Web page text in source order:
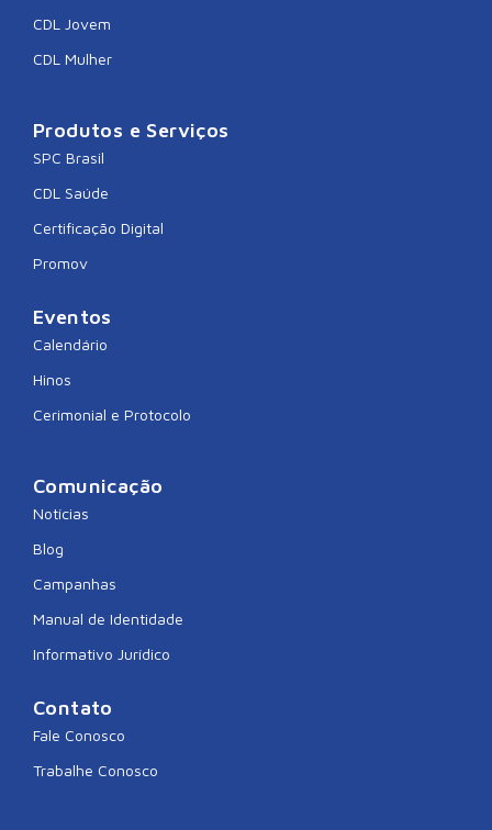
CDL Jovem
CDL Mulher
Produtos e Serviços
SPC Brasil
CDL Saúde
Certificação Digital
Promov
Eventos
Calendário
Hinos
Cerimonial e Protocolo
Comunicação
Notícias
Blog
Campanhas
Manual de Identidade
Informativo Jurídico
Contato
Fale Conosco
Trabalhe Conosco